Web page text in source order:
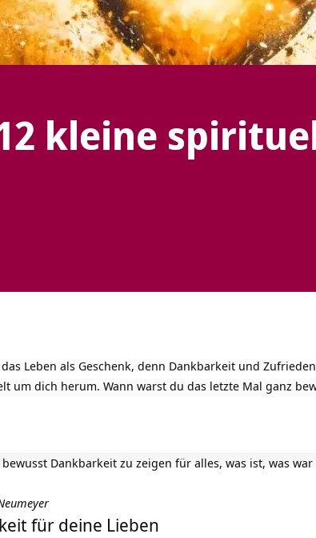
kleine
Leben als Geschenk, denn Dankbarkeit und
um dich herum. Wann warst du das letzte Mal ganz
Dankbarkeit zu zeigen für alles, was ist, was
für deine Lieben